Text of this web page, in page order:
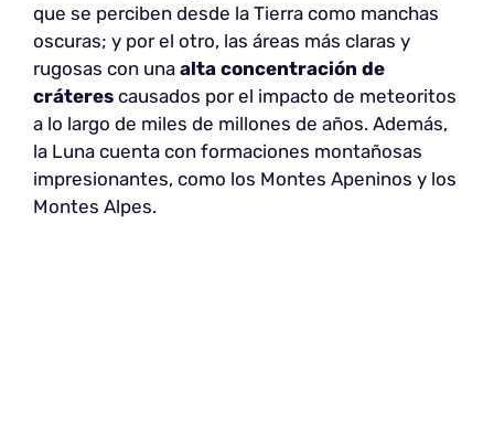
que se perciben desde la Tierra como manchas
oscuras; y por el otro, las áreas más claras y
rugosas con una alta concentración de
cráteres causados por el impacto de meteoritos
a lo largo de miles de millones de años. Además,
la Luna cuenta con formaciones montañosas
impresionantes, como los Montes Apeninos y los
Montes Alpes.